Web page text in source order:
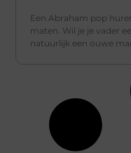
Een Abraham pop
maten. Wil je je vader
natuurlijk een ouwe